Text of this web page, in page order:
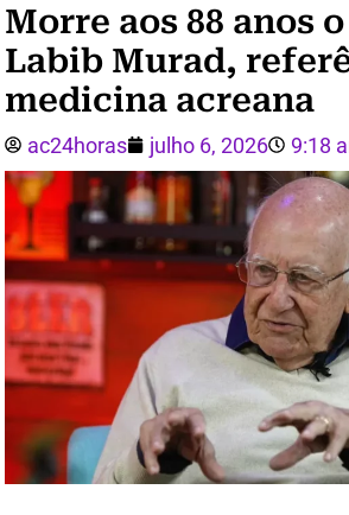
Morre aos 88 anos
Labib Murad,
medicina acreana
ac24horas julho 6, 2026 9:18